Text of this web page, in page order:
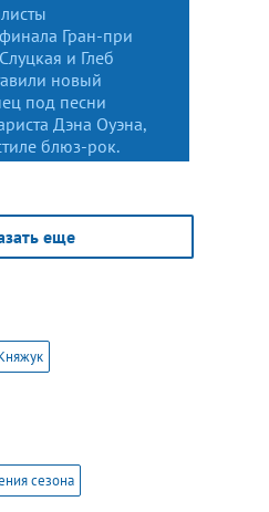
Гран-при
и Глеб
новый
под песни
Дэна Оуэна,
блюз-рок.
еще
сезона